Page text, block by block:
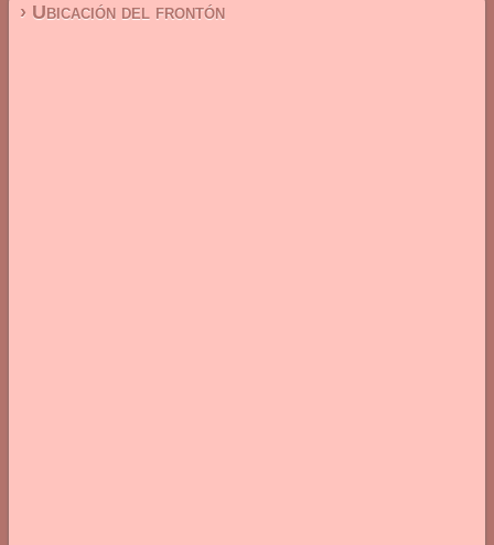
› Ubicación del frontón